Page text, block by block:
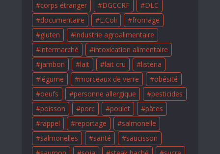
corps étranger
DGCCRF
DLC
documentaire
E.Coli
fromage
gluten
industrie agroalimentaire
intermarché
intoxication alimentaire
jambon
lait lait cru
listéria
légume
morceaux de verre
obésité
oeufs
personne allergique
pesticides
poisson
porc poulet
pâtes
rappel
reportage
salmonelle
salmonelles
santé
saucisson